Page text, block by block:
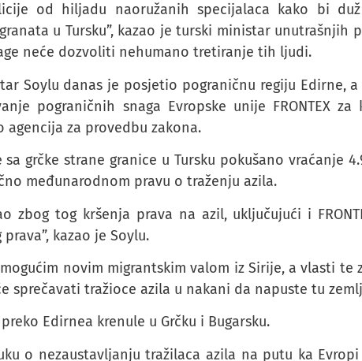
od hiljadu naoružanih specijalaca kako bi
u Tursku”, kazao je turski ministar unutrašnjih
neće dozvoliti nehumano tretiranje tih ljudi.
Soylu danas je posjetio pograničnu regiju Edirne,
pograničnih snaga Evropske unije FRONTEX
agencija za provedbu zakona.
grčke strane granice u Tursku pokušano vraćanje
međunarodnom pravu o traženju azila.
zbog tog kršenja prava na azil, uključujući i
kazao je Soylu.
novim migrantskim valom iz Sirije, a vlasti te
sprečavati tražioce azila u nakani da napuste tu
Edirnea krenule u Grčku i Bugarsku.
o nezaustavljanju tražilaca azila na putu ka